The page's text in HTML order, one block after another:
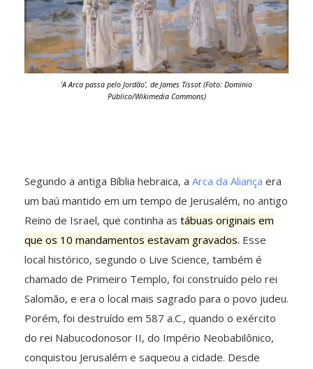
‘A Arca passa pelo Jordão’, de James Tissot (Foto: Domínio
Público/Wikimedia Commons)
Segundo a antiga Bíblia hebraica, a Arca da Aliança era
um baú mantido em um tempo de Jerusalém, no antigo
Reino de Israel, que continha as tábuas originais em
que os 10 mandamentos estavam gravados. Esse
local histórico, segundo o Live Science, também é
chamado de Primeiro Templo, foi construído pelo rei
Salomão, e era o local mais sagrado para o povo judeu.
Porém, foi destruído em 587 a.C., quando o exército
do rei Nabucodonosor II, do Império Neobabilônico,
conquistou Jerusalém e saqueou a cidade. Desde